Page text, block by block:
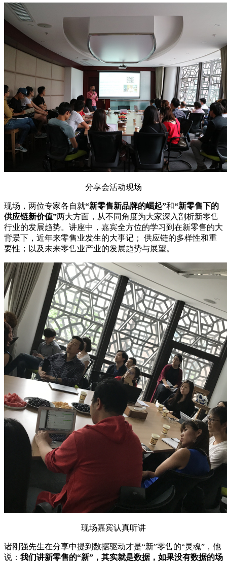
分享会活动现场
现场，两位专家各自就“新零售新品牌的崛起”和“新零售下的
供应链新价值”两大方面，从不同角度为大家深入剖析新零售
行业的发展趋势。讲座中，嘉宾全方位的学习到在新零售的大
背景下，近年来零售业发生的大事记； 供应链的多样性和重
要性；以及未来零售业产业的发展趋势与展望。
现场嘉宾认真听讲
诸刚强先生在分享中提到数据驱动才是“新”零售的“灵魂”，他
说： 我们讲新零售的“新”，其实就是数据，如果没有数据的场